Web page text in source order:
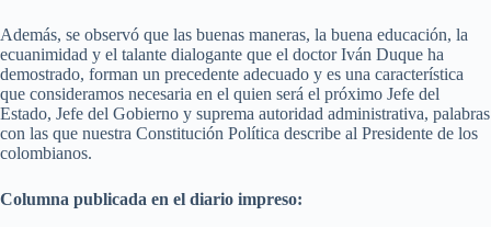
Además, se observó que las buenas maneras, la buena educación, la
ecuanimidad y el talante dialogante que el doctor Iván Duque ha
demostrado, forman un precedente adecuado y es una característica
que consideramos necesaria en el quien será el próximo Jefe del
Estado, Jefe del Gobierno y suprema autoridad administrativa, palabras
con las que nuestra Constitución Política describe al Presidente de los
colombianos.
Columna publicada en el diario impreso: